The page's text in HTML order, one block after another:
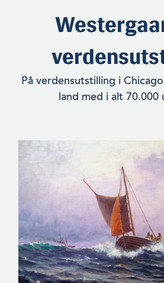
På verdensut­stilling i
land med i alt 70.000